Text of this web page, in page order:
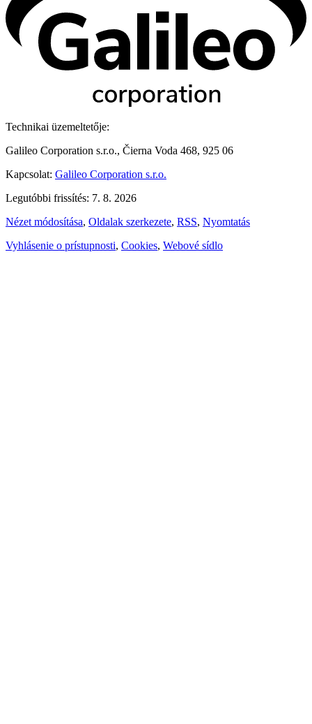
Technikai üzemeltetője:
Galileo Corporation s.r.o., Čierna Voda 468, 925 06
Kapcsolat: Galileo Corporation s.r.o.
Legutóbbi frissítés: 7. 8. 2026
Nézet módosítása, Oldalak szerkezete, RSS, Nyomtatás
Vyhlásenie o prístupnosti, Cookies, Webové sídlo